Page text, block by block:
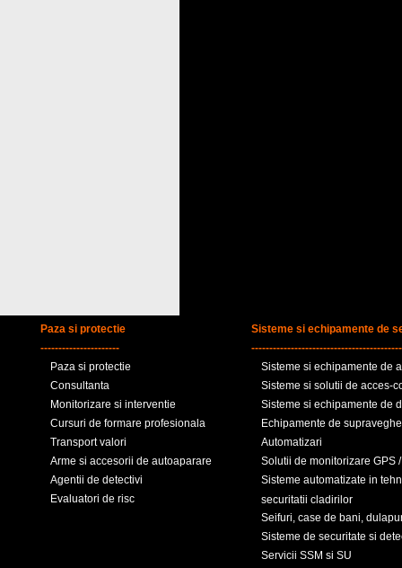
Paza si protectie
----------------------
Paza si protectie
Consultanta
Monitorizare si interventie
Cursuri de formare profesionala
Transport valori
Arme si accesorii de autoaparare
Agentii de detectivi
Evaluatori de risc
Sisteme si echipamente de
Sisteme si echipamente de
Sisteme si solutii de acces-
Sisteme si echipamente de
Echipamente de
Automatizari
Solutii de monitorizare GPS
Sisteme automatizate in
securitatii cladirilor
Seifuri, case de bani,
Sisteme de securitate si
Servicii SSM si SU